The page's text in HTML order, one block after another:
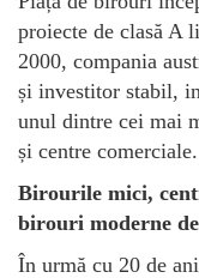
proiecte de clasă A
2000, compania
și investitor stabil,
unul dintre cei mai
și centre comerciale.
Birourile mici,
birouri moderne
În urmă cu 20 de